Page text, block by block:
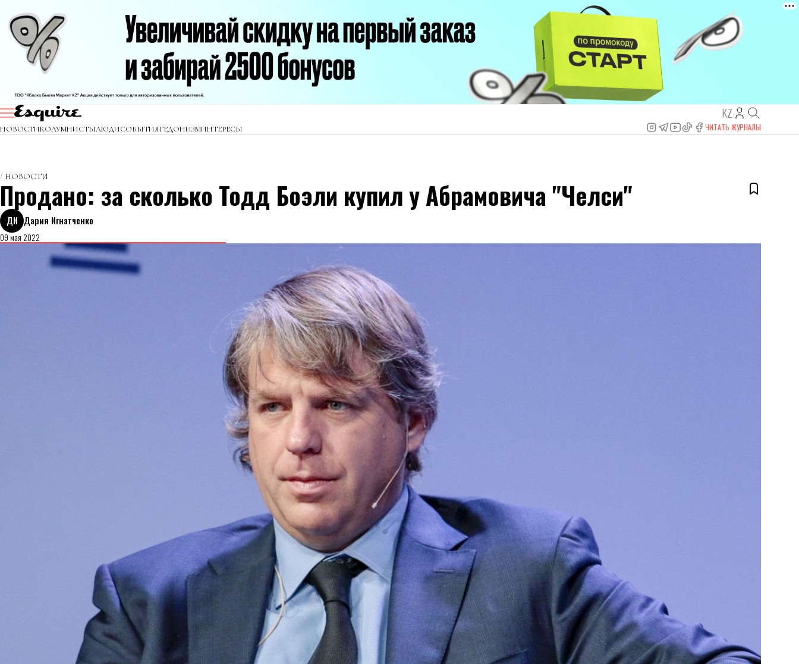
KZ
НОВОСТИКОЛУМНИСТЫЛЮДИСОБЫТИЯГЕДОНИЗМИНТЕРЕСЫ ЧИТАТЬ ЖУРНАЛЫ
НОВОСТИ
Продано: за сколько Тодд Боэли купил у Абрамовича "Челси"
ДИ Дария Игнатченко
09 мая 2022